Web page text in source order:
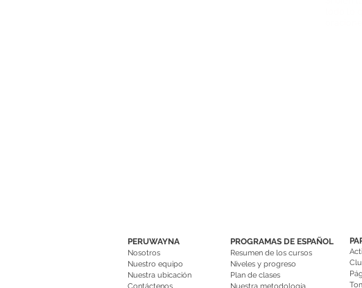
PERUWAYNA
Nosotros
Nuestro equipo
Nuestra ubicación
PROGRAMAS DE ESPAÑOL
Resumen de los cursos
Niveles y progreso
Plan de clases